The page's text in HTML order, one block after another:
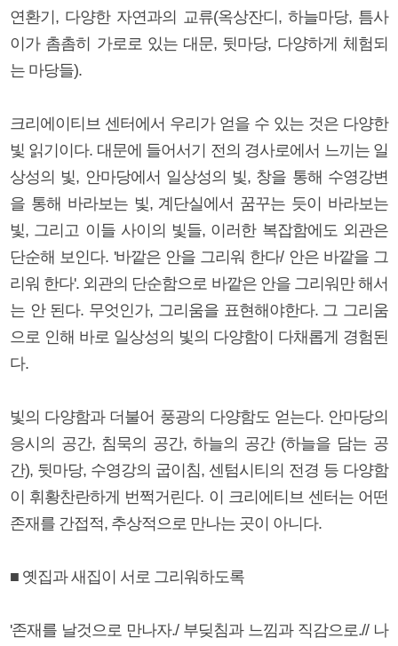
연환기, 다양한 자연과의 교류(옥상잔디, 하늘마당, 틈사
이가 촘촘히 가로로 있는 대문, 뒷마당, 다양하게 체험되
는 마당들).
크리에이티브 센터에서 우리가 얻을 수 있는 것은 다양한
빛 읽기이다. 대문에 들어서기 전의 경사로에서 느끼는 일
상성의 빛, 안마당에서 일상성의 빛, 창을 통해 수영강변
을 통해 바라보는 빛, 계단실에서 꿈꾸는 듯이 바라보는
빛, 그리고 이들 사이의 빛들, 이러한 복잡함에도 외관은
단순해 보인다. '바깥은 안을 그리워 한다/ 안은 바깥을 그
리워 한다'. 외관의 단순함으로 바깥은 안을 그리워만 해서
는 안 된다. 무엇인가, 그리움을 표현해야한다. 그 그리움
으로 인해 바로 일상성의 빛의 다양함이 다채롭게 경험된
다.
빛의 다양함과 더불어 풍광의 다양함도 얻는다. 안마당의
응시의 공간, 침묵의 공간, 하늘의 공간 (하늘을 담는 공
간), 뒷마당, 수영강의 굽이침, 센텀시티의 전경 등 다양함
이 휘황찬란하게 번쩍거린다. 이 크리에티브 센터는 어떤
존재를 간접적, 추상적으로 만나는 곳이 아니다.
■ 옛집과 새집이 서로 그리워하도록
'존재를 날것으로 만나자./ 부딪침과 느낌과 직감으로.// 나